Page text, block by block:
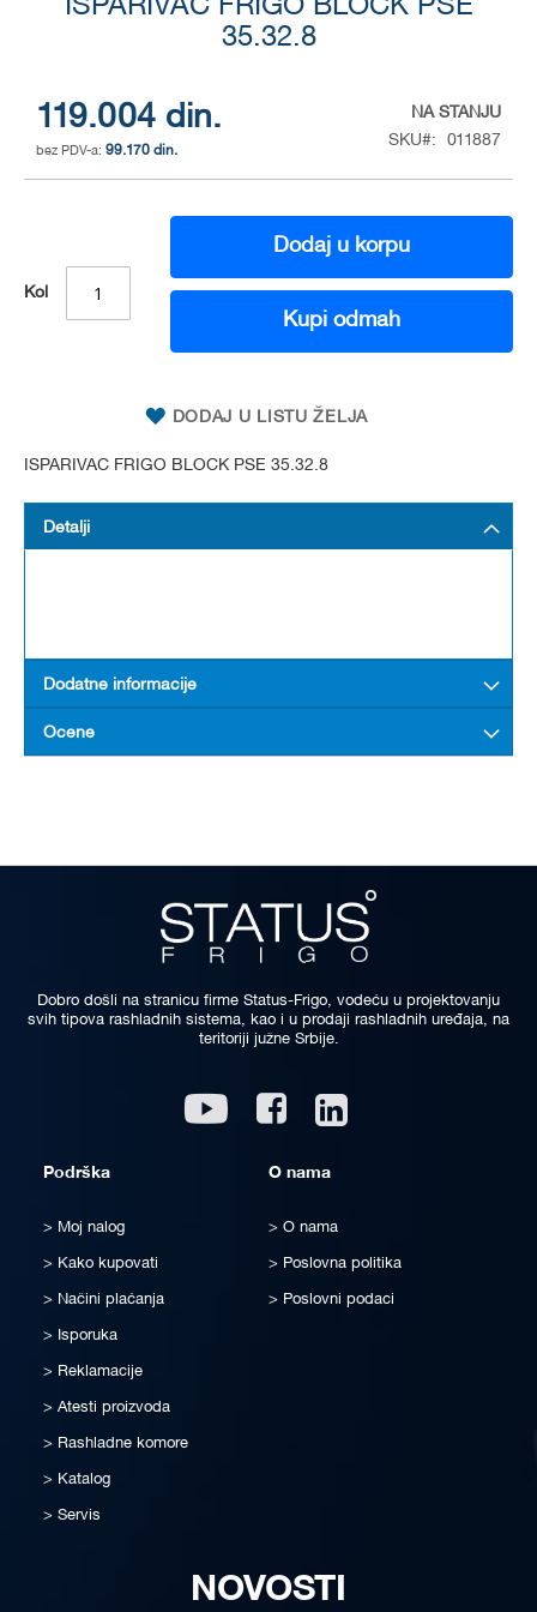
ISPARIVAC FRIGO BLOCK PSE
35.32.8
119.004 din.
99.170 din.
NA STANJU
SKU
011887
Kol
Dodaj u korpu
Kupi odmah
DODAJ U LISTU ŽELJA
ISPARIVAC FRIGO BLOCK PSE 35.32.8
images
gallery
Detalji
Dodatne informacije
Ocene
Dobro došli na stranicu firme Status-Frigo, vodeću u projektovanju
svih tipova rashladnih sistema, kao i u prodaji rashladnih uređaja, na
teritoriji južne Srbije.
Youtube Facebook
Podrška
Moj nalog
Kako kupovati
Načini plaćanja
Isporuka
Reklamacije
Atesti proizvoda
Rashladne komore
Katalog
Servis
O nama
O nama
Poslovna politika
Poslovni podaci
NOVOSTI